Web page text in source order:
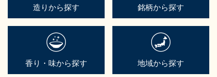
造りから探す 銘柄から探す
香り・味から探す 地域から探す